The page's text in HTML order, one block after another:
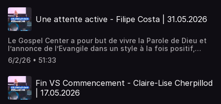
activités qui rejoignent la vie de tous les jours. Puissant,
en vivant la dimension de la guérison et du miraculeux.
Nous sommes une église désirant vivre la présence
puissance.
Une attente active - Filipe Costa | 31.05.2026
Le Gospel Center a pour but de vivre la Parole de Dieu et
l’annonce de l’Evangile dans un style à la fois positif,
pratique et puissant. Positif, en encourageant un style de
vie chrétien qui motive, construit et développe les dons
activités qui rejoignent la vie de tous les jours. Puissant,
en vivant la dimension de la guérison et du miraculeux.
Nous sommes une église désirant vivre la présence
6/2/26 • 51:33
Fin VS Commencement - Claire-Lise Cherpillod
| 17.05.2026